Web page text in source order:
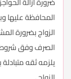
المحافظة عليها
الزواج بضرورة
الصرف وفق شروط
يلزمه ثقه